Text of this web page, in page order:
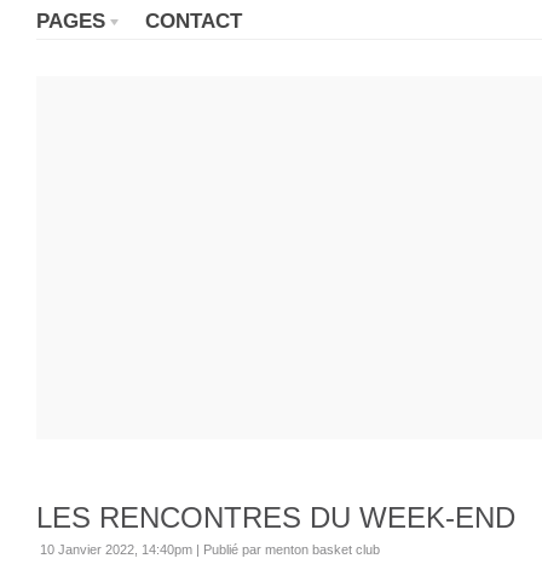
PAGES
CONTACT
LES RENCONTRES DU WEEK-END
10 Janvier 2022, 14:40pm | Publié par menton basket club